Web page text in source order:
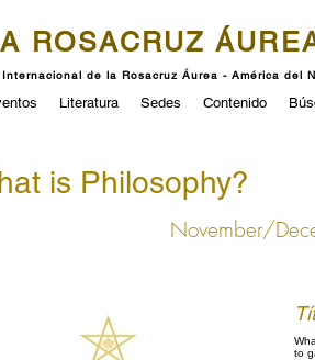
ROSACRUZ
de la Rosacruz Áurea - América del
Literatura Sedes Contenido
is Philosophy?
November/
to